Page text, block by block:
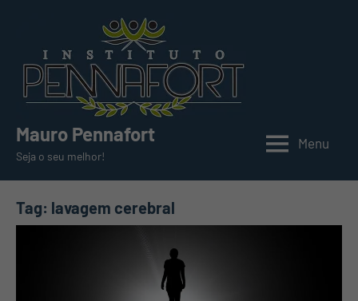
conteúdo
Mauro Pennafort
Seja o seu melhor!
Menu
Tag: lavagem cerebral